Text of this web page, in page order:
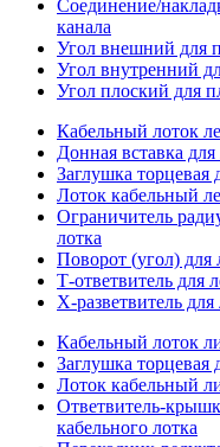
Соединение/
канала
Угол внешний для
Угол внутренний
Угол плоский для
Кабельный лоток
Донная вставка
Заглушка торцевая
Лоток кабельный
Ограничитель
лотка
Поворот (угол) для
Т-ответвитель для
Х-разветвитель
Кабельный лоток
Заглушка торцевая
Лоток кабельный
Ответвитель-
кабельного лотка